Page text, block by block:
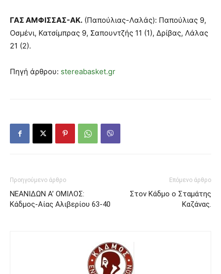
ΓΑΣ ΑΜΦΙΣΣΑΣ-ΑΚ. (Παπούλιας-Λαλάς): Παπούλιας 9,
Οσμένι, Κατσίμπρας 9, Σαπουντζής 11 (1), Δρίβας, Λάλας
21 (2).
Πηγή άρθρου: stereabasket.gr
Προηγούμενο άρθρο
ΝΕΑΝΙΔΩΝ Α’ ΟΜΙΛΟΣ:
Κάδμος-Αίας Αλιβερίου 63-40
Επόμενο άρθρο
Στον Κάδμο ο Σταμάτης
Καζάνας.